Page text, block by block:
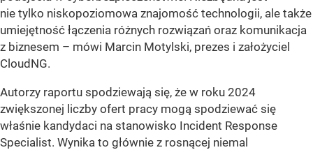
nie tylko niskopoziomowa znajomość technologii, ale także
umiejętność łączenia różnych rozwiązań oraz komunikacja
z biznesem – mówi Marcin Motylski, prezes i założyciel
CloudNG.
Autorzy raportu spodziewają się, że w roku 2024
zwiększonej liczby ofert pracy mogą spodziewać się
właśnie kandydaci na stanowisko Incident Response
Specialist. Wynika to głównie z rosnącej niemal